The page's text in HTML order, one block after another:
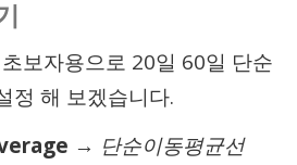
보자용으로 20일 60일 단순
정 해 보겠습니다.
→ 단순이동평균선